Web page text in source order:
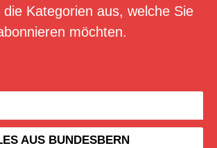
die Kategorien aus, welche Sie
möchten.
AUS BUNDESBERN